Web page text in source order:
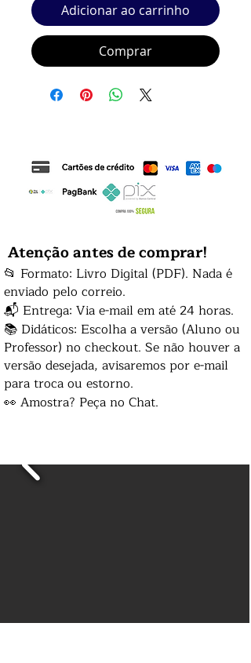
Adicionar ao carrinho
Comprar
Atenção antes de comprar!
📂 Formato: Livro Digital (PDF). Nada é
enviado pelo correio.
📬 Entrega: Via e-mail em até 24 horas.
📚 Didáticos: Escolha a versão (Aluno ou
Professor) no checkout. Se não houver a
versão desejada, avisaremos por e-mail
para troca ou estorno.
👀 Amostra? Peça no Chat.